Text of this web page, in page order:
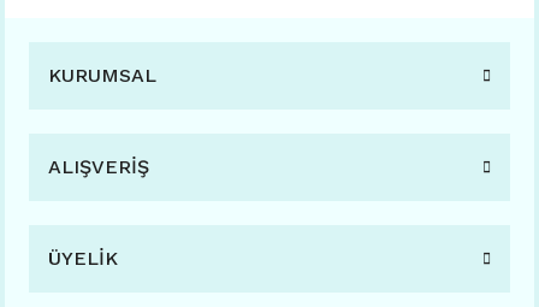
KURUMSAL
ALIŞVERİŞ
ÜYELİK